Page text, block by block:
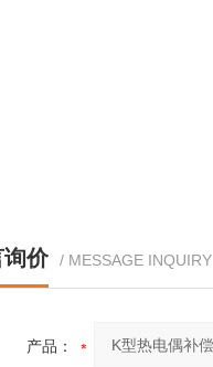
价 / MESSAGE INQUIRY
产品：